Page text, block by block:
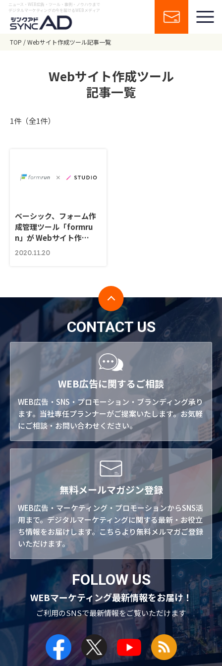
ニュース・WEB広告・ツール・事例・ノウハウまで
デジタルマーケティングの今を届けるWEBメディア
TOP Webサイト作成ツール記事一覧
Webサイト作成ツール
記事一覧
1件（全1件）
ベーシック、フォーム作
成管理ツール「formru
n」が Webサイト作…
2020.11.20
CONTACT US
WEB広告に関するご相談
WEB広告・SNS・プロモーション・ブランディング承り
ます。当社専任プランナーがご提案いたします。お気軽
にご相談・お問い合わせください。
無料メールマガジン登録
WEB広告・マーケティング・プロモーションからSNS活
用まで。デジタルマーケティングに関する最新・お役立
ち情報をお届けします。こちらより無料メルマガご登録
いただけます。
FOLLOW US
WEBマーケティング最新情報をお届け！
ご利用のSNSで最新情報をご覧いただけます